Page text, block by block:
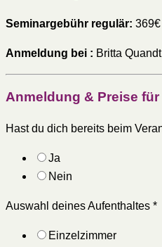
Seminargebühr regulär: 369€
Anmeldung bei : Britta
Anmeldung & Preise
Hast du dich bereits beim
Ja
Nein
Auswahl deines Aufenthaltes *
Einzelzimmer